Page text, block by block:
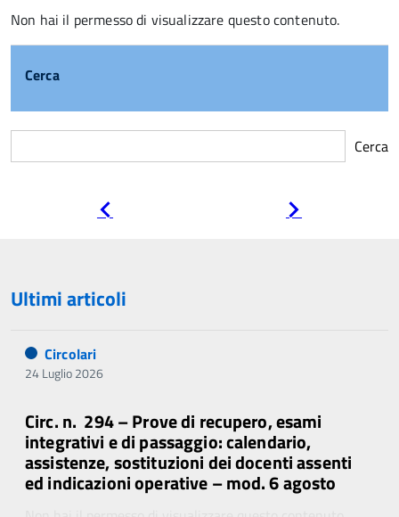
Non hai il permesso di visualizzare questo contenuto.
Cerca
Cerca
Ultimi articoli
Circolari
24 Luglio 2026
Circ. n. 294 – Prove di recupero, esami
integrativi e di passaggio: calendario,
assistenze, sostituzioni dei docenti assenti
ed indicazioni operative – mod. 6 agosto